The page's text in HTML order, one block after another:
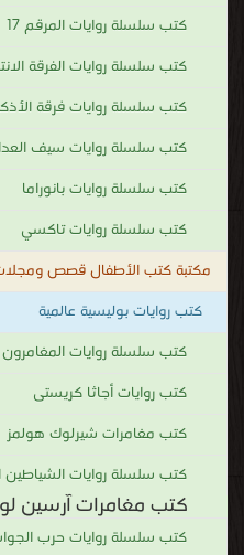
تصدرها
حاليًا
وتوزع في معظم الدول العربية.
العربي، حيث نشرت أعماله في
روائية أسبوعية لهذه الاعمال
انتهت، وبعدها نشرت قصص على
يومنا هذا.. نشرت أولى القصص
15 تموز (يوليو)
لا يهدف من وراء مغامراته إلى
كتب سلسلة روايات المرقم 17
كتب سلسلة روايات الفرقة
كتب سلسلة روايات فرقة
كتب سلسلة روايات سيف
كتب سلسلة روايات بانوراما
كتب سلسلة روايات تاكسي
مكتبة كتب الأطفال قصص
كتب روايات بوليسية عالمية
كتب سلسلة روايات
كتب روايات أجاثا كريستى
كتب مغامرات شيرلوك هولمز
كتب سلسلة روايات الشياطين
كتب مغامرات آرسين
كتب سلسلة روايات حرب